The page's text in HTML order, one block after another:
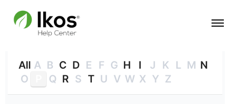
All A B C D E F G H I J K L M N
O
Q R S T U V W X Y Z